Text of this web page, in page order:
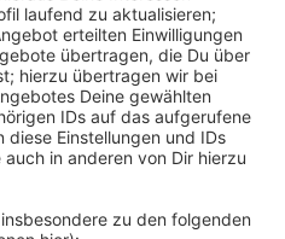
Hand-Markt und viele
der Velberter
Klimaschutzstelle